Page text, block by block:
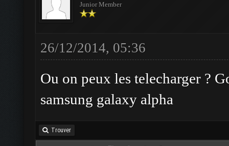
Junior Member
26/12/2014, 05:36
Ou on peux les telecharger ?
samsung galaxy alpha
Trouver